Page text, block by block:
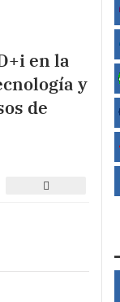
en la
y
de